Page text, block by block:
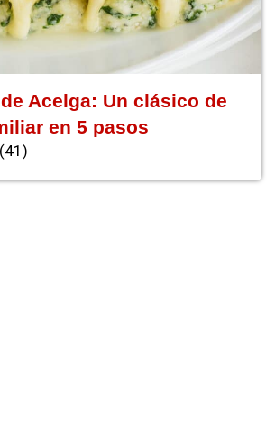
Acelga: Un clásico de
en 5 pasos
(41 )